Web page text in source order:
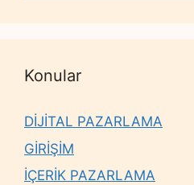
Konular
DİJİTAL PAZARLAMA
GİRİŞİM
İÇERİK PAZARLAMA